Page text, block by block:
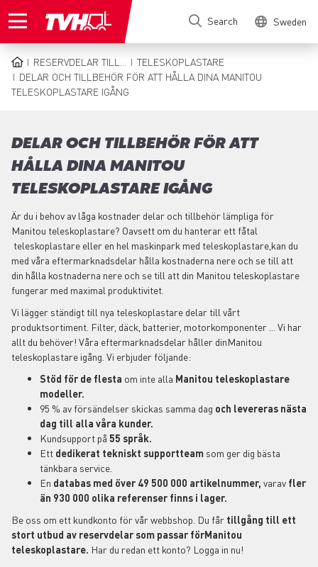
to
Search Sweden
BREADCRUMB
RESERVDELAR TILL...
TELESKOPLASTARE
DELAR OCH TILLBEHÖR FÖR ATT HÅLLA DINA MANITOU
TELESKOPLASTARE IGÅNG
DELAR OCH TILLBEHÖR FÖR ATT
HÅLLA DINA MANITOU
TELESKOPLASTARE IGÅNG
Är du i behov av låga kostnader delar och tillbehör lämpliga för
Manitou teleskoplastare? Oavsett om du hanterar ett fåtal
teleskoplastare eller en hel maskinpark med teleskoplastare,kan du
med våra eftermarknadsdelar hålla kostnaderna nere och se till att
din hålla kostnaderna nere och se till att din Manitou teleskoplastare
fungerar med maximal produktivitet.
Vi lägger ständigt till nya teleskoplastare delar till vårt
produktsortiment. Filter, däck, batterier, motorkomponenter ... Vi har
allt du behöver! Våra eftermarknadsdelar håller dinManitou
teleskoplastare igång. Vi erbjuder följande:
Stöd för de flesta om inte alla Manitou teleskoplastare
modeller.
95 % av försändelser skickas samma dag och levereras nästa
dag till alla våra kunder.
Kundsupport på 55 språk.
Ett dedikerat tekniskt supportteam som ger dig bästa
tänkbara service.
En databas med över 49 500 000 artikelnummer, varav fler
än 930 000 olika referenser finns i lager.
Be oss om ett kundkonto för vår webbshop. Du får tillgång till ett
stort utbud av reservdelar som passar förManitou
teleskoplastare. Har du redan ett konto? Logga in nu!